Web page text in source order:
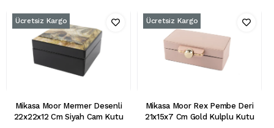
Mikasa Moor Mermer Desenli
22x22x12 Cm Siyah Cam Kutu
Ücretsiz Kargo
Mikasa Moor Rex Pembe Deri
21x15x7 Cm Gold Kulplu Kutu
Ücretsiz Kargo